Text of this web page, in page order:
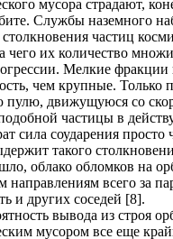
мусора страдают,
Службы наземного
частиц
чего их количество
Мелкие фракции
чем крупные. Только
пулю, движущуюся со
частицы в
сила соударения
такого
облако обломков на
направлениям всего за
и других соседей [8].
вывода из строя
мусором все еще